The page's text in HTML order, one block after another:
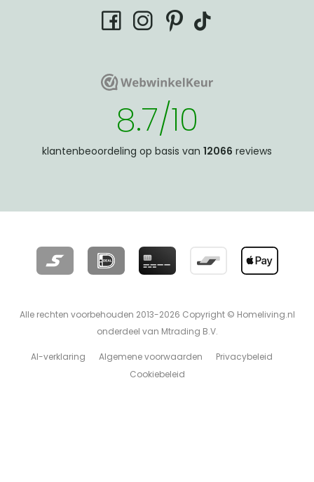
facebookinstagram
pinterest
tiktok
WebwinkelKeurWebwinkelKeur
8.7/10
klantenbeoordeling op basis van 12066 reviews
Alle rechten voorbehouden 2013-2026 Copyright © Homeliving.nl
onderdeel van Mtrading B.V.
AI-verklaring Algemene voorwaarden
Privacybeleid
Cookiebeleid